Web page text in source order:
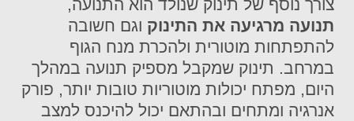
צורך נוסף של תינוק שנולד הוא התנועה,
תנועה מרגיעה את התינוק וגם חשובה
להתפתחות מוטורית ולהכרת מנח הגוף
במרחב. תינוק שמקבל מספיק תנועה במהלך
היום, מפתח יכולות מוטוריות טובות יותר, פורק
אנרגיה ומתחים ובהתאם יכול להיכנס למצב